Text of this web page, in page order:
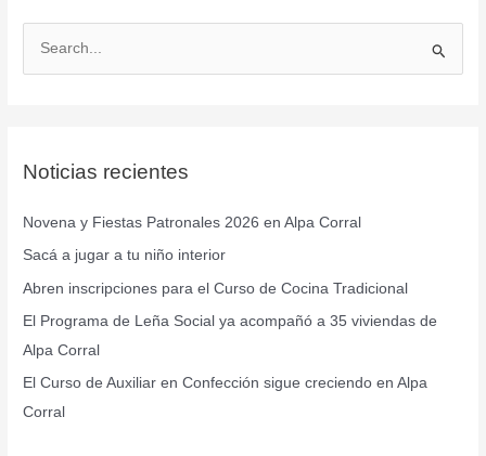
a
p
o
r
:
Noticias recientes
Novena y Fiestas Patronales 2026 en Alpa Corral
Sacá a jugar a tu niño interior
Abren inscripciones para el Curso de Cocina Tradicional
El Programa de Leña Social ya acompañó a 35 viviendas de
Alpa Corral
El Curso de Auxiliar en Confección sigue creciendo en Alpa
Corral